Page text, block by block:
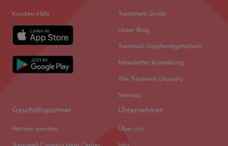
Kunden-Hilfe Treatment Guide
Unser Blog
Treatwell Geschenkgutschein
Newsletter Anmeldung
The Treatwell Glossary
Sitemap
Geschäftspartner
Partner werden
Unternehmen
Über uns